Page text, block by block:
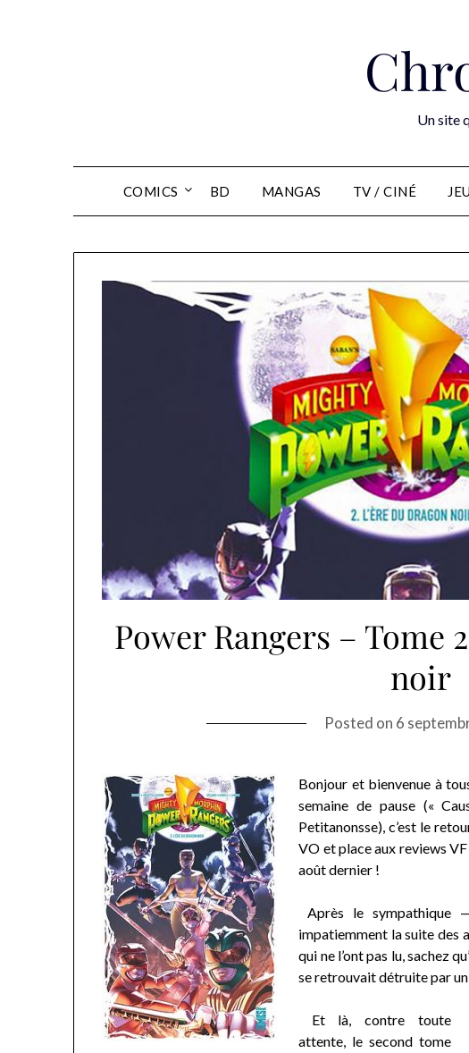
Un site
COMICS BD MANGAS TV / CINÉ
Power Rangers – Tome
noir
Posted on 6
Bonjour et bienvenue à
semaine de pause («
Petitanonsse), c’est le
VO et place aux reviews
août dernier !
Après le sympathique
impatiemment la suite des
qui ne l’ont pas lu, sachez
se retrouvait détruite par
Et là, contre toute
attente, le second tome